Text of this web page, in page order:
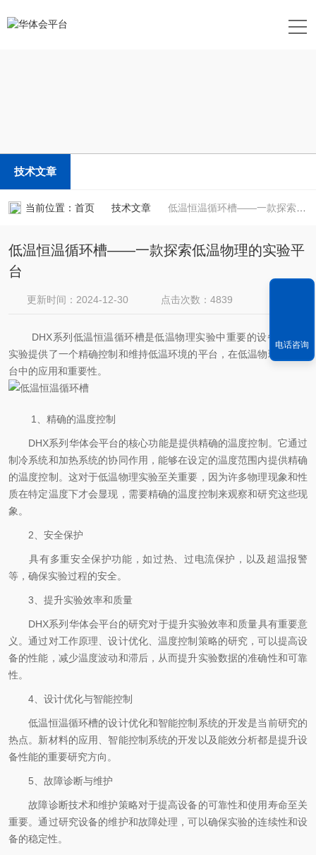
技术文章
当前位置： 首页 技术文章 低温恒温循环槽——一款探索低温物理的实验平台
低温恒温循环槽——一款探索低温物理的实验平
台
更新时间：2024-12-30
点击次数：4839
DHX系列低温恒温循环槽是低温物理实验中重要的设备，它为
实验提供了一个精确控制和维持低温环境的平台，在低温物理实验平
台中的应用和重要性。
1、精确的温度控制
DHX系列华体会平台的核心功能是提供精确的温度控制。它通过
制冷系统和加热系统的协同作用，能够在设定的温度范围内提供精确
的温度控制。这对于低温物理实验至关重要，因为许多物理现象和性
质在特定温度下才会显现，需要精确的温度控制来观察和研究这些现
象。
2、安全保护
具有多重安全保护功能，如过热、过电流保护，以及超温报警
等，确保实验过程的安全。
3、提升实验效率和质量
DHX系列华体会平台的研究对于提升实验效率和质量具有重要意
义。通过对工作原理、设计优化、温度控制策略的研究，可以提高设
备的性能，减少温度波动和滞后，从而提升实验数据的准确性和可靠
性。
4、设计优化与智能控制
低温恒温循环槽的设计优化和智能控制系统的开发是当前研究的
热点。新材料的应用、智能控制系统的开发以及能效分析都是提升设
备性能的重要研究方向。
5、故障诊断与维护
故障诊断技术和维护策略对于提高设备的可靠性和使用寿命至关
重要。通过研究设备的维护和故障处理，可以确保实验的连续性和设
备的稳定性。
电话咨询